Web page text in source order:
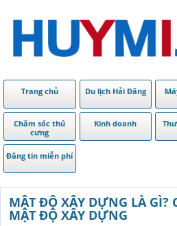
Trang chủ Du lịch Hải Đăng
Chăm sóc thú
cưng
Kinh doanh
Đăng tin miễn phí
MẬT ĐỘ XÂY DỰNG LÀ GÌ?
MẬT ĐỘ XÂY DỰNG